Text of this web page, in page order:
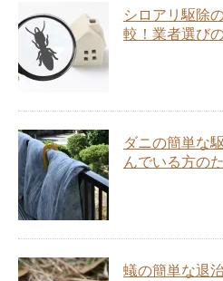
シロアリ駆除
較！業者選び
ダニの簡単な
んでいる方の
蟻の簡単な退